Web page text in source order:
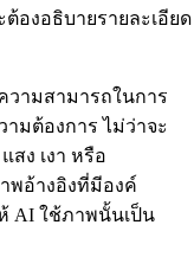
องอธิบายรายละเอียด
วามสามารถในการ
มต้องการ ไม่ว่าจะ
สง เงา หรือ
พอ้างอิงที่มีองค์
AI ใช้ภาพนั้นเป็น